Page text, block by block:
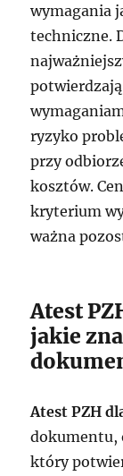
wymagania
techniczne.
ryzyko
przy
kosztów.
kryterium
ważna
Atest
jakie
Atest PZH
dokumentu,
który